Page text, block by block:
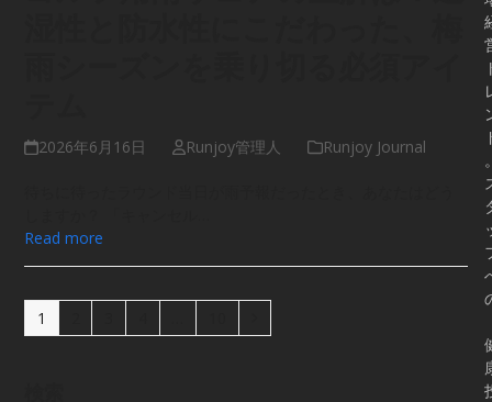
2026年6月16日 Runjoy管理人 Runjoy Journal
Read more
Page
1